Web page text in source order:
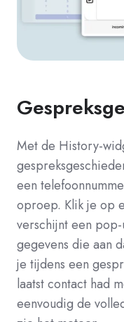
Met de History-
een
oproep. Klik je op
verschijnt een
gegevens die aan
je tijdens een
laatst contact had
eenvoudig de